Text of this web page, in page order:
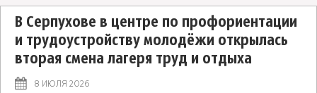
В Серпухове в центре по профориентации
и трудоустройству молодёжи открылась
вторая смена лагеря труд и отдыха
8 ИЮЛЯ 2026